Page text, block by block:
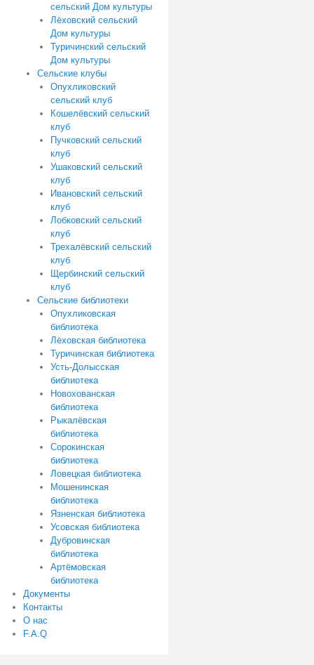
сельский Дом культуры
Лёховский сельский
Дом культуры
Туричинский сельский
Дом культуры
Сельские клубы
Опухликовский
сельский клуб
Кошелёвский сельский
клуб
Пучковский сельский
клуб
Ушаковский сельский
клуб
Ивановский сельский
клуб
Лобковский сельский
клуб
Трехалёвский сельский
клуб
Щербинский сельский
клуб
Сельские библиотеки
Опухликовская
библиотека
Лёховская библиотека
Туричинская библиотека
Усть-Долысская
библиотека
Новохованская
библиотека
Рыкалёвская
библиотека
Сорокинская
библиотека
Ловецкая библиотека
Мошенинская
библиотека
Язненская библиотека
Усовская библиотека
Дубровинская
библиотека
Артёмовская
библиотека
Документы
Контакты
О нас
F.A.Q